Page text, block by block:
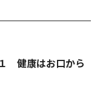
健康はお口から